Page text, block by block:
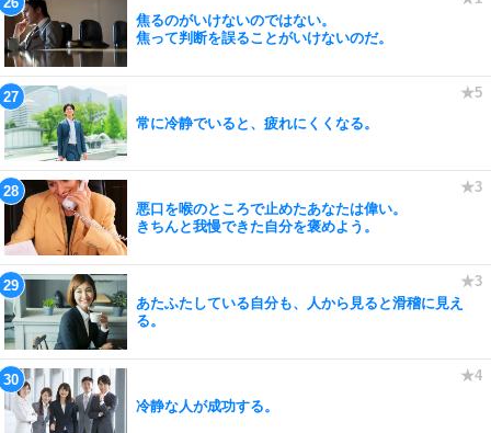
焦るのがいけないのではない。
焦って判断を誤ることがいけないのだ。
常に冷静でいると、疲れにくくなる。
悪口を喉のところで止めたあなたは偉い。
きちんと我慢できた自分を褒めよう。
あたふたしている自分も、人から見ると滑稽に見え
る。
冷静な人が成功する。